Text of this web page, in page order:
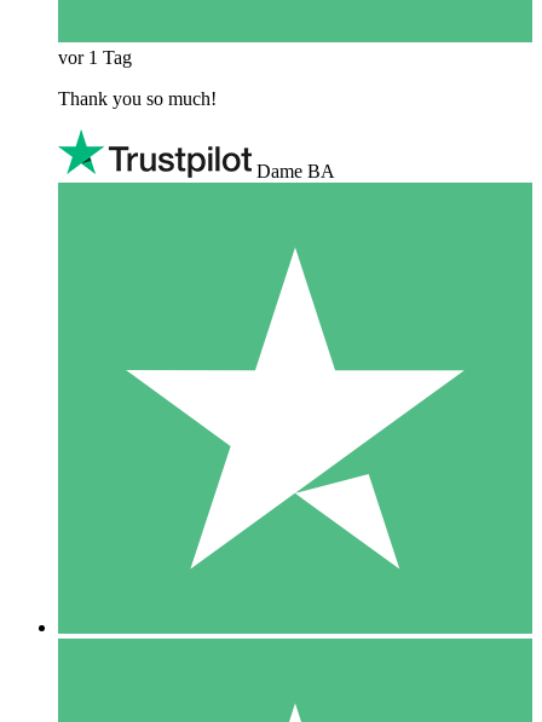
vor 1 Tag
Thank you so much!
Dame BA